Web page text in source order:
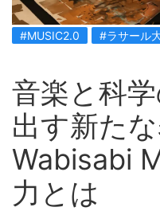
#MUSIC2.0 #ラサール
音楽と科
出す新たな
Wabisabi
力とは